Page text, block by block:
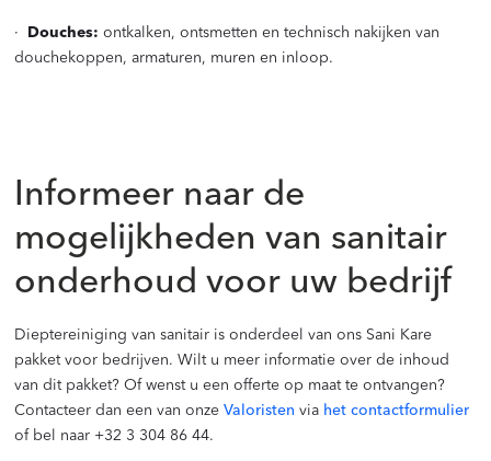
· Douches: ontkalken, ontsmetten en technisch nakijken van
douchekoppen, armaturen, muren en inloop.
Informeer naar de
mogelijkheden van sanitair
onderhoud voor uw bedrijf
Dieptereiniging van sanitair is onderdeel van ons Sani Kare
pakket voor bedrijven. Wilt u meer informatie over de inhoud
van dit pakket? Of wenst u een offerte op maat te ontvangen?
Contacteer dan een van onze Valoristen via het contactformulier
of bel naar +32 3 304 86 44.